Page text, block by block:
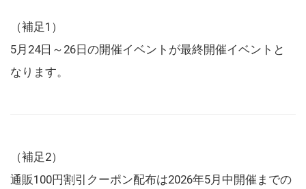
（補足1）
5月24日～26日の開催イベントが最終開催イベントと
なります。
（補足2）
通販100円割引クーポン配布は2026年5月中開催までの